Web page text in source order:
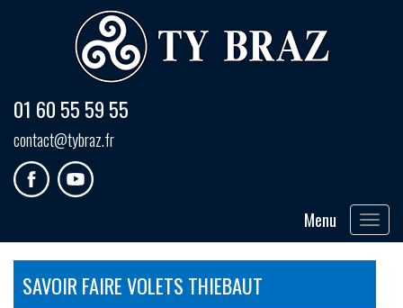
01 60 55 59 55
contact@tybraz.fr
Toggle
Menu
SAVOIR FAIRE VOLETS THIEBAUT